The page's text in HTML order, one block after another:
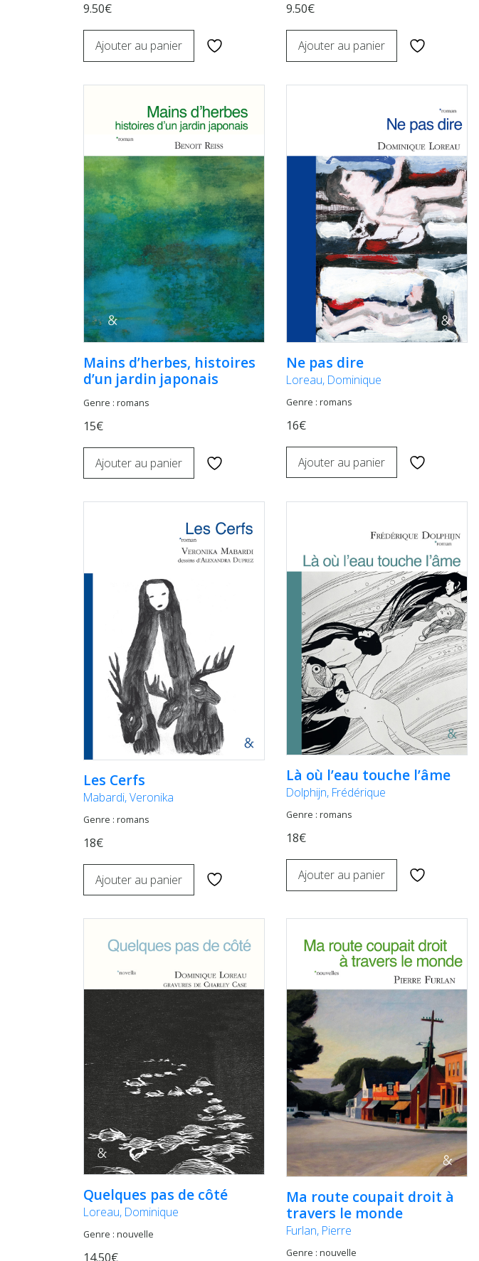
9.50€
Ajouter au panier
9.50€
Ajouter au panier
Mains d’herbes, histoires
d’un jardin japonais
Genre : romans
15€
Ajouter au panier
Ne pas dire
Loreau, Dominique
Genre : romans
16€
Ajouter au panier
Les Cerfs
Mabardi, Veronika
Genre : romans
18€
Ajouter au panier
Là où l’eau touche l’âme
Dolphijn, Frédérique
Genre : romans
18€
Ajouter au panier
Quelques pas de côté
Loreau, Dominique
Genre : nouvelle
14.50€
Ma route coupait droit à
travers le monde
Furlan, Pierre
Genre : nouvelle